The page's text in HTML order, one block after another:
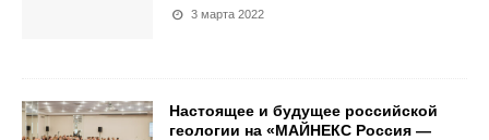
3 марта 2022
Настоящее и будущее российской
геологии на «МАЙНЕКС Россия —